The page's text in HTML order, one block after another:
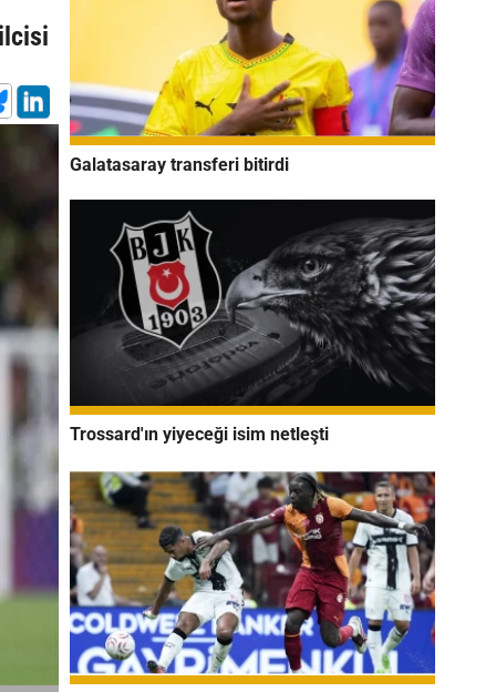
Galatasaray transferi bitirdi
Trossard'ın yiyeceği isim netleşti